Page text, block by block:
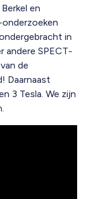
en
in
andere SPECT-
de
Daarnaast
3 Tesla. We zijn